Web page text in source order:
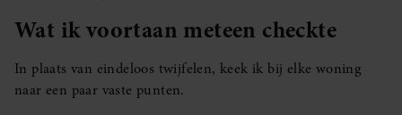
Wat ik voortaan meteen checkte
In plaats van eindeloos twijfelen, keek ik bij elke woning
naar een paar vaste punten.